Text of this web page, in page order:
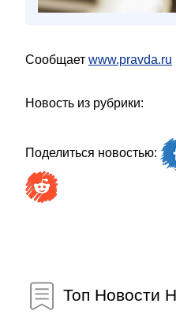
Сообщает www.pravda.ru
Новость из рубрики:
Поделиться новостью:
Топ Новости